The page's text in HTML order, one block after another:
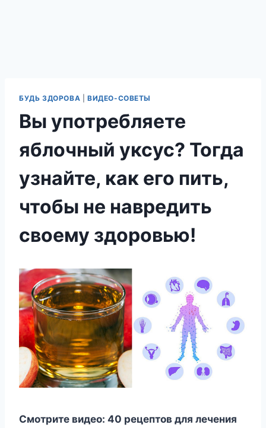
БУДЬ ЗДОРОВА ВИДЕО-СОВЕТЫ
Вы употребляете
яблочный уксус? Тогда
узнайте, как его пить,
чтобы не навредить
своему здоровью!
Смотрите видео: 40 рецептов для лечения